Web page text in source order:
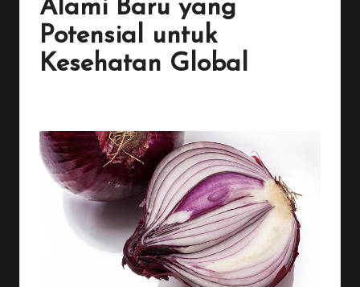
Alami Baru yang
Potensial untuk
Kesehatan Global